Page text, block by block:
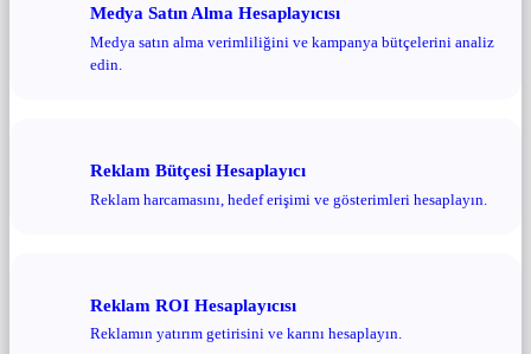
Medya Satın Alma Hesaplayıcısı
Medya satın alma verimliliğini ve kampanya bütçelerini analiz
edin.
Reklam Bütçesi Hesaplayıcı
Reklam harcamasını, hedef erişimi ve gösterimleri hesaplayın.
Reklam ROI Hesaplayıcısı
Reklamın yatırım getirisini ve karını hesaplayın.